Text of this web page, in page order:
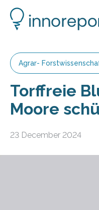
Agrar-
Torffreie
Moore
23 December 2024